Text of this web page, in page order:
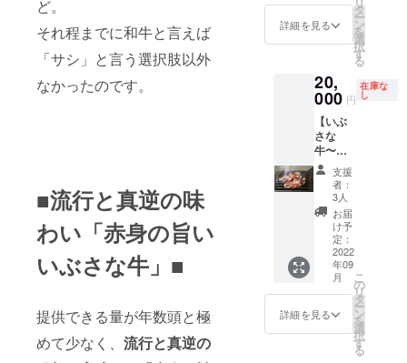
ど。
それ程までに和牛と言えば
「サシ」と言う選択肢以外
なかったのです。
■流行と真逆の味
わい「赤身の旨い
いぶさな牛」■
提供できる量が年数頭と極
めて少なく、 流行と真逆の
スホル
モン
ム
100g✕2
パック
■ハン
バー
グ
120
ｇ×4個
※写真は
イメー
ジで
す。実
際にお
届けす
るパッ
¥1,200
含む）
■切りお
とし
４パッ
ク＝合
計600g
のお得
なパッ
ク ※写
真はイ
メージ
です。
実際に
お届け
する
パッ
ケージ
と異な
る場合
がござ
詳細を見る
タ
ー
ン
を
選
択
す
る
20,
000 円
在庫な
し
【いぶ
さな
牛〜秘
密の中
身パッ
ク〜】
￥20,00
0（税
込/クー
ル便送
¥1,200
含む）
■ミック
スホル
モン
支援
者：
3人
お届
け予
定：
2022
年09
月
詳細を見る
こ
の
リ
タ
ー
ン
を
選
択
す
る